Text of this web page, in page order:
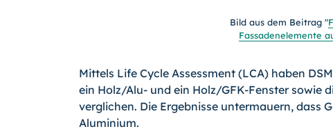
Bild aus dem Beitrag "
Fassadenelemente
Mittels Life Cycle Assessment (LCA) haben
ein Holz/Alu- und ein Holz/GFK-Fenster sowie
verglichen. Die Ergebnisse untermauern, dass
Aluminium.